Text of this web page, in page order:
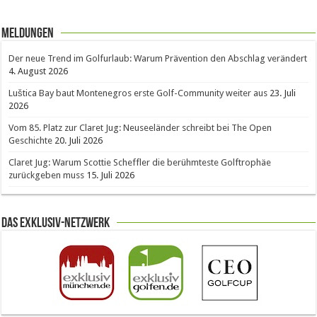
Meldungen
Der neue Trend im Golfurlaub: Warum Prävention den Abschlag verändert
4. August 2026
Luštica Bay baut Montenegros erste Golf-Community weiter aus 23. Juli
2026
Vom 85. Platz zur Claret Jug: Neuseeländer schreibt bei The Open
Geschichte 20. Juli 2026
Claret Jug: Warum Scottie Scheffler die berühmteste Golftrophäe
zurückgeben muss 15. Juli 2026
Das Exklusiv-Netzwerk